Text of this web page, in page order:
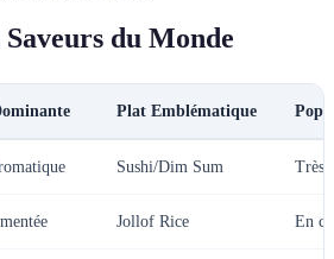
du Monde
Plat Emblématique
Sushi/Dim Sum Très
Jollof Rice En